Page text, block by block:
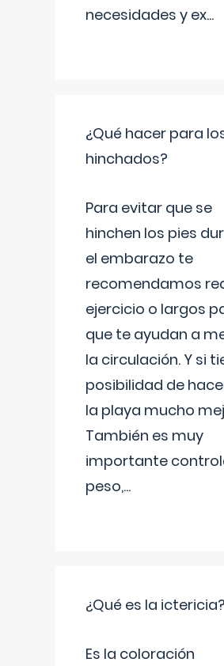
necesidades y ex...
¿Qué hacer para
hinchados?
Para evitar que se
hinchen los pies
el embarazo te
recomendamos
ejercicio o largos
que te ayudan a
la circulación. Y si
posibilidad de
la playa mucho
También es muy
importante
peso,...
¿Qué es la ictericia?
Es la coloración